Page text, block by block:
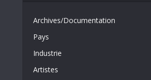
Archives/Documentation
Pays
Industrie
Artistes